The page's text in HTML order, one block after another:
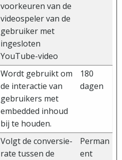
voorkeuren van de
videospeler van de
gebruiker met
ingesloten
YouTube-video
Wordt gebruikt om
de interactie van
gebruikers met
embedded inhoud
bij te houden.
180
dagen
Volgt de conversie-
rate tussen de
Perman
ent